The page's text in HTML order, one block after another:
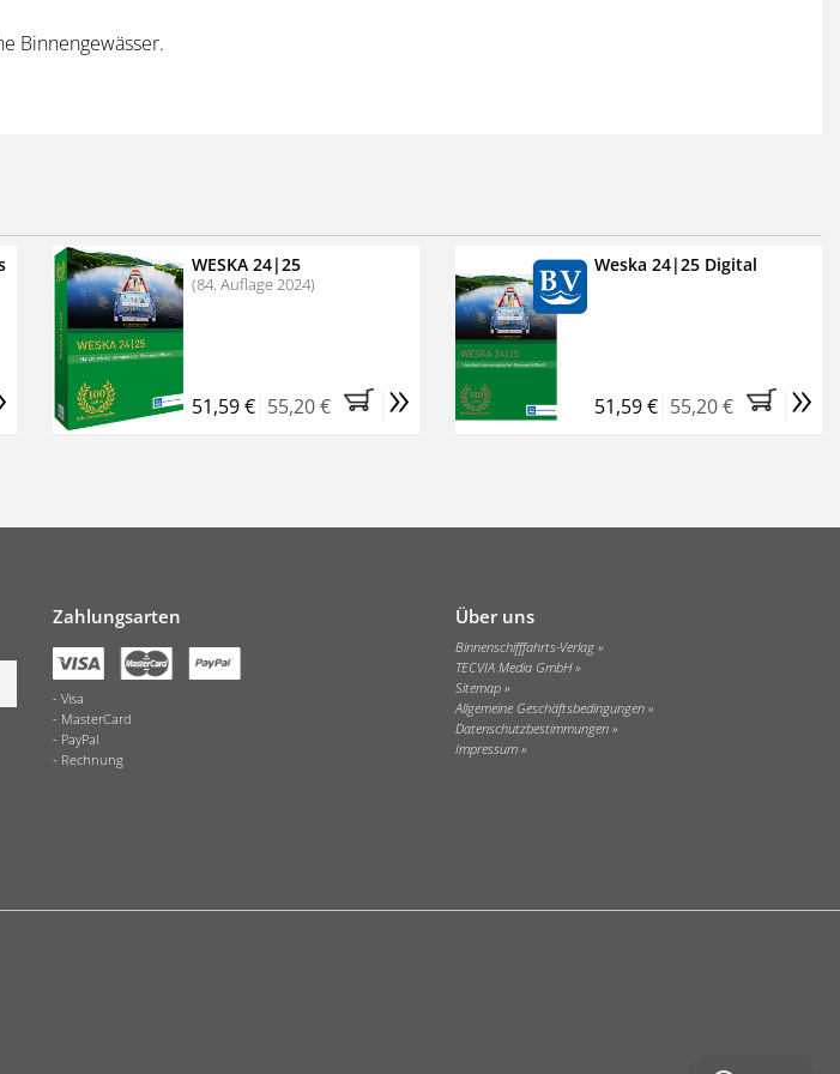
Binnengewässer.
WESKA 24|25
(84. Auflage 2024)
51,59 € 55,20 € »
Weska 24|25 Digital
51,59 € 55,20 € »
Zahlungsarten
Visa
MasterCard
PayPal
Rechnung
Über uns
Binnenschifffahrts-Verlag
TECVIA Media GmbH
Sitemap
Allgemeine Geschäftsbedingungen
Datenschutzbestimmungen
Impressum